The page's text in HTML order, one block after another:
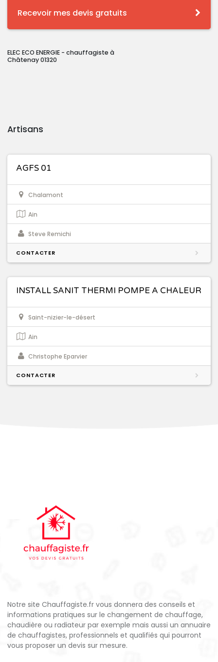
Recevoir mes devis gratuits
ELEC ECO ENERGIE - chauffagiste à
Châtenay 01320
Artisans
AGFS 01
Chalamont
Ain
Steve Remichi
CONTACTER
INSTALL SANIT THERMI POMPE A CHALEUR
Saint-nizier-le-désert
Ain
Christophe Eparvier
CONTACTER
Notre site Chauffagiste.fr vous donnera des conseils et
informations pratiques sur le changement de chauffage,
chaudière ou radiateur par exemple mais aussi un annuaire
de chauffagistes, professionnels et qualifiés qui pourront
vous proposer un devis sur mesure.